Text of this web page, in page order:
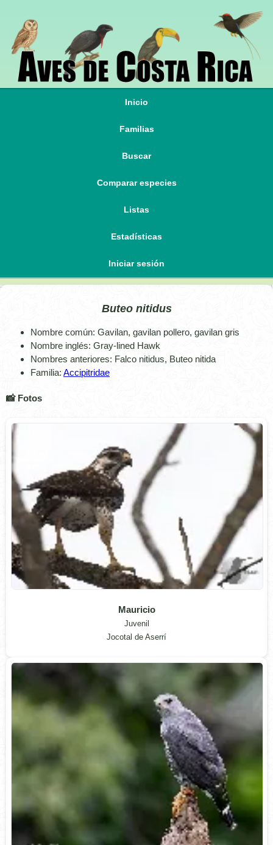
Inicio
Familias
Buscar
Comparar especies
Listas
Estadísticas
Iniciar sesión
Buteo nitidus
Nombre común: Gavilan, gavilan pollero, gavilan gris
Nombre inglés: Gray-lined Hawk
Nombres anteriores: Falco nitidus, Buteo nitida
Familia: Accipitridae
📸 Fotos
Mauricio
Juvenil
Jocotal de Aserrí